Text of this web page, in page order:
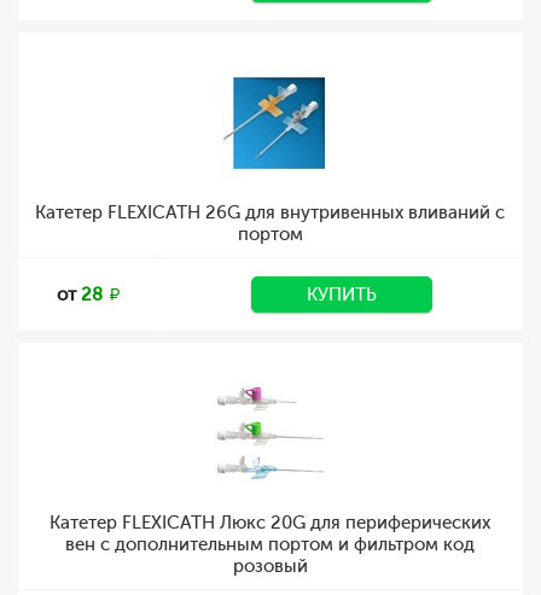
Катетер FLEXICATH 26G для внутривенных вливаний с
портом
от28 КУПИТЬ
Катетер FLEXICATH Люкс 20G для периферических
вен с дополнительным портом и фильтром код
розовый